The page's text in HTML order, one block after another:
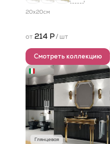
20x20см
от 214 Р/ шт
Смотреть коллекцию
Глянцевая